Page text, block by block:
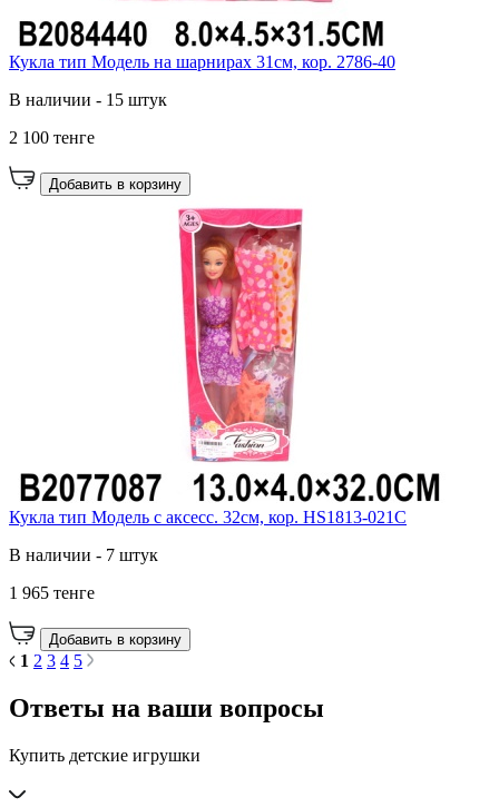
Кукла тип Модель на шарнирах 31см, кор. 2786-40
В наличии - 15 штук
2 100 тенге
Добавить в корзину
Кукла тип Модель с аксесс. 32см, кор. HS1813-021C
В наличии - 7 штук
1 965 тенге
Добавить в корзину
1 2 3 4 5
Ответы на ваши вопросы
Купить детские игрушки